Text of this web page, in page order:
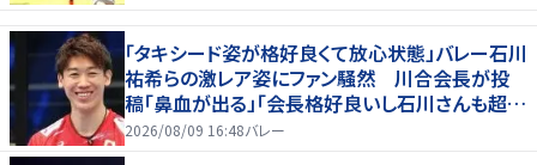
「タキシード姿が格好良くて放心状態」バレー石川
祐希らの激レア姿にファン騒然 川合会長が投
稿「鼻血が出る」「会長格好良いし石川さんも超格
好いい」
2026/08/09 16:48バレー